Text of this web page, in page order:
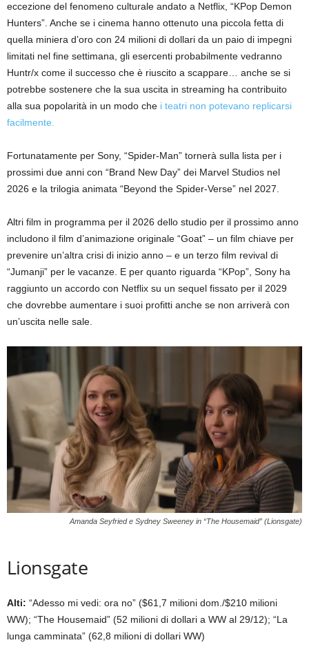
eccezione del fenomeno culturale andato a Netflix, “KPop Demon
Hunters”. Anche se i cinema hanno ottenuto una piccola fetta di
quella miniera d’oro con 24 milioni di dollari da un paio di impegni
limitati nel fine settimana, gli esercenti probabilmente vedranno
Huntr/x come il successo che è riuscito a scappare… anche se si
potrebbe sostenere che la sua uscita in streaming ha contribuito
alla sua popolarità in un modo che i teatri non potevano replicarsi
facilmente.
Fortunatamente per Sony, “Spider-Man” tornerà sulla lista per i
prossimi due anni con “Brand New Day” dei Marvel Studios nel
2026 e la trilogia animata “Beyond the Spider-Verse” nel 2027.
Altri film in programma per il 2026 dello studio per il prossimo anno
includono il film d’animazione originale “Goat” – un film chiave per
prevenire un’altra crisi di inizio anno – e un terzo film revival di
“Jumanji” per le vacanze. E per quanto riguarda “KPop”, Sony ha
raggiunto un accordo con Netflix su un sequel fissato per il 2029
che dovrebbe aumentare i suoi profitti anche se non arriverà con
un’uscita nelle sale.
Amanda Seyfried e Sydney Sweeney in “The Housemaid” (Lionsgate)
Lionsgate
Alti: “Adesso mi vedi: ora no” ($61,7 milioni dom./$210 milioni
WW); “The Housemaid” (52 milioni di dollari a WW al 29/12); “La
lunga camminata” (62,8 milioni di dollari WW)